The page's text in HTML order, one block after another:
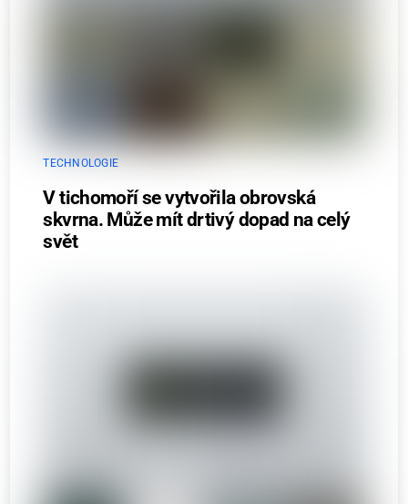
TECHNOLOGIE
V tichomoří se vytvořila obrovská
skvrna. Může mít drtivý dopad na celý
svět